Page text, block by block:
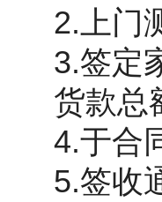
2.上门
3.签定
货款总
4.于合
5.签收